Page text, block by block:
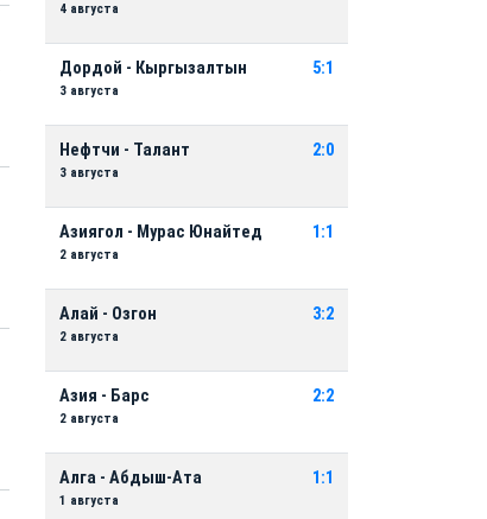
4 августа
Дордой - Кыргызалтын
3 августа
5:1
Нефтчи - Талант
3 августа
2:0
Азиягол - Мурас Юнайтед
2 августа
1:1
Алай - Озгон
2 августа
3:2
Азия - Барс
2 августа
2:2
Алга - Абдыш-Ата
1 августа
1:1